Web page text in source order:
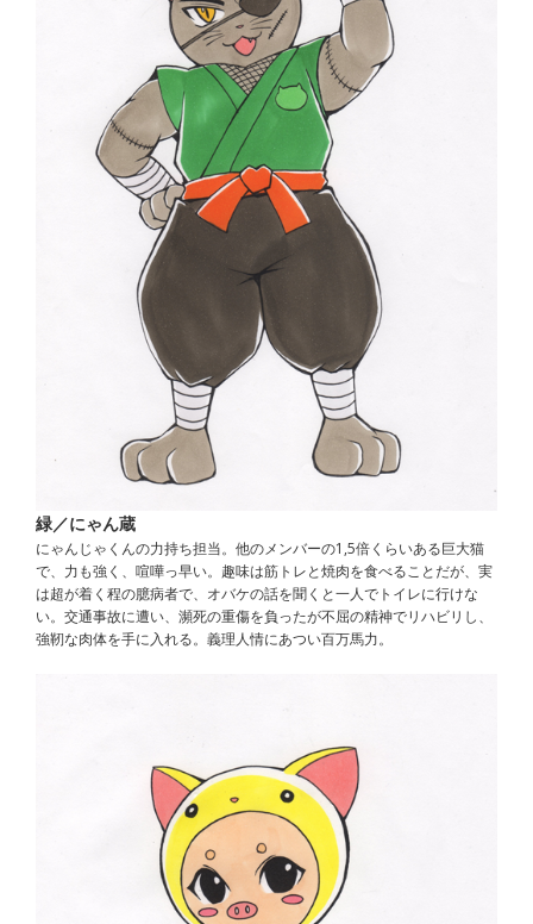
緑／にゃん蔵
にゃんじゃくんの力持ち担当。他のメンバーの1,5倍くらいある巨大猫
で、力も強く、喧嘩っ早い。趣味は筋トレと焼肉を食べることだが、実
は超が着く程の臆病者で、オバケの話を聞くと一人でトイレに行けな
い。交通事故に遭い、瀕死の重傷を負ったが不屈の精神でリハビリし、
強靭な肉体を手に入れる。義理人情にあつい百万馬力。